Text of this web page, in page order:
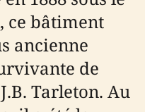
ce bâtiment
ancienne
de
Tarleton. Au